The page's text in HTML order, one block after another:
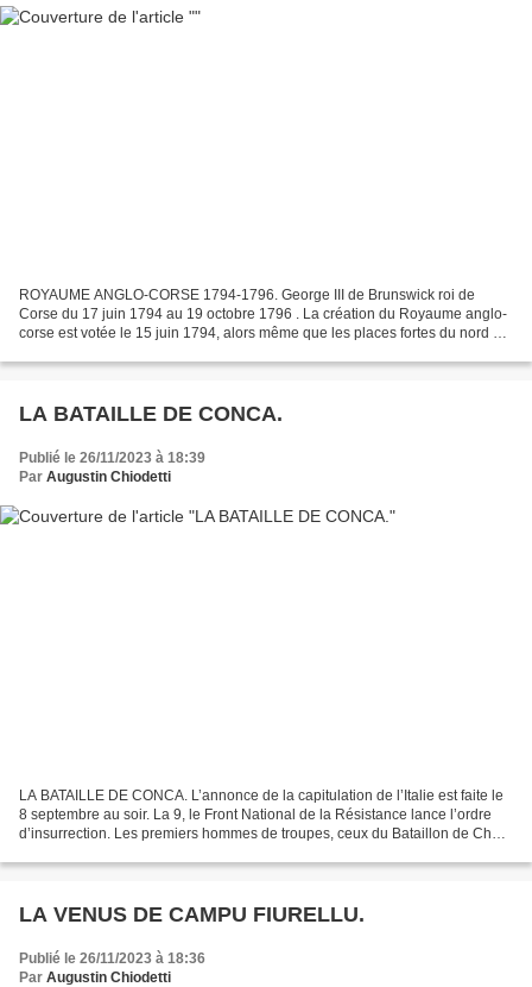
ROYAUME ANGLO-CORSE 1794-1796. George III de Brunswick roi de
Corse du 17 juin 1794 au 19 octobre 1796 . La création du Royaume anglo-
corse est votée le 15 juin 1794, alors même que les places fortes du nord de
LA BATAILLE DE CONCA.
Publié le 26/11/2023 à 18:39
Par Augustin Chiodetti
LA BATAILLE DE CONCA. L’annonce de la capitulation de l’Italie est faite le
8 septembre au soir. La 9, le Front National de la Résistance lance l’ordre
d’insurrection. Les premiers hommes de troupes, ceux du Bataillon de Choc,
LA VENUS DE CAMPU FIURELLU.
Publié le 26/11/2023 à 18:36
Par Augustin Chiodetti